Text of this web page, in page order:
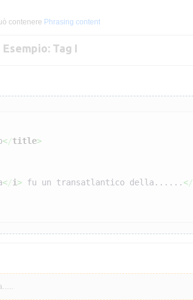
contenere Phrasing content
Esempio: Tag I
</title>
</i> fu un transatlantico della......</